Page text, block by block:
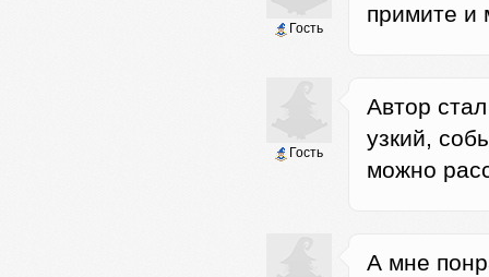
Гость
примите и
Гость
Автор
узкий,
можно
А мне